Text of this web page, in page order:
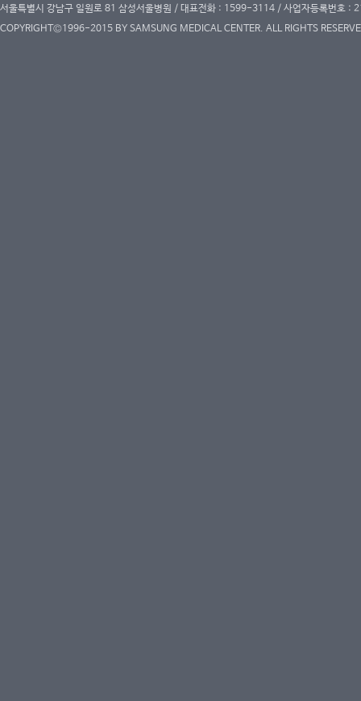
서울특별시 강남구 일원로 81 삼성서울병원 / 대표전화 : 1599-3114 / 사업자등록번호
COPYRIGHT©1996-2015 BY SAMSUNG MEDICAL CENTER. ALL RIGHTS